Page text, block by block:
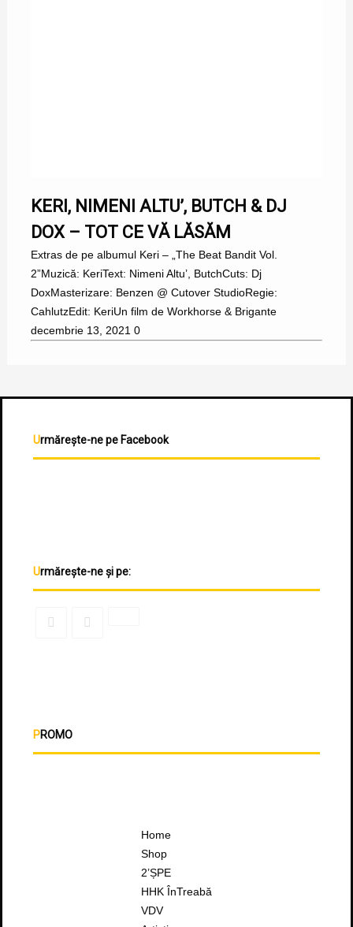
KERI, NIMENI ALTU’, BUTCH & DJ
DOX – TOT CE VĂ LĂSĂM
Extras de pe albumul Keri – „The Beat Bandit Vol.
2”Muzică: KeriText: Nimeni Altu’, ButchCuts: Dj
DoxMasterizare: Benzen @ Cutover StudioRegie:
CahlutzEdit: KeriUn film de Workhorse & Brigante
decembrie 13, 2021 0
Urmărește-ne pe Facebook
Urmărește-ne și pe:
PROMO
Home
Shop
2’ȘPE
HHK ÎnTreabă
VDV